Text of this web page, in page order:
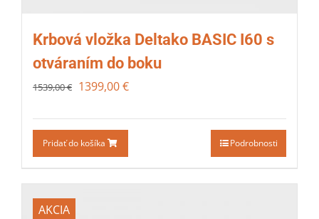
Krbová vložka Deltako BASIC I60 s
otváraním do boku
1539,00€ 1399,00€
Pridať do košíka Podrobnosti
AKCIA